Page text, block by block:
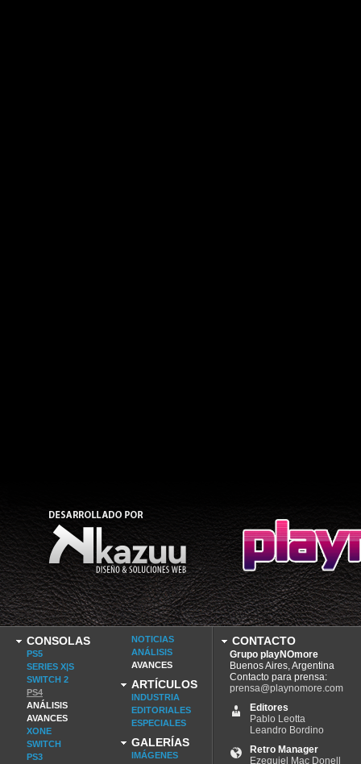
CONSOLAS
PS5
SERIES X|S
SWITCH 2
PS4
ANÁLISIS
AVANCES
XONE
SWITCH
PS3
NOTICIAS
ANÁLISIS
AVANCES
ARTÍCULOS
INDUSTRIA
EDITORIALES
ESPECIALES
GALERÍAS
IMÁGENES
CONTACTO
Grupo playNOmore
Buenos Aires, Argentina
Contacto para prensa:
prensa@playnomore.com
Editores
Pablo Leotta
Leandro Bordino
Retro Manager
Ezequiel Mac Donell